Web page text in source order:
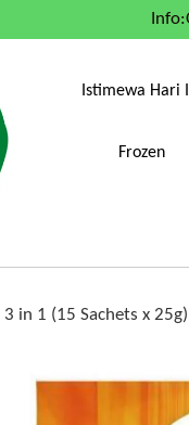
Istimewa Hari
Frozen
3 in 1 (15 Sachets x 25g)